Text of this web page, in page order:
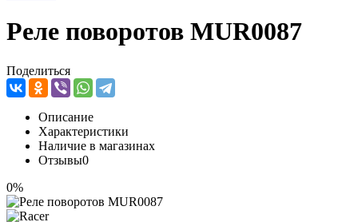
Реле поворотов MUR0087
Поделиться
Описание
Характеристики
Наличие в магазинах
Отзывы0
0%